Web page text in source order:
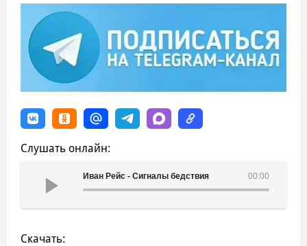
Слушать онлайн:
00:00
Иван Рейс - Сигналы бедствия
Скачать: